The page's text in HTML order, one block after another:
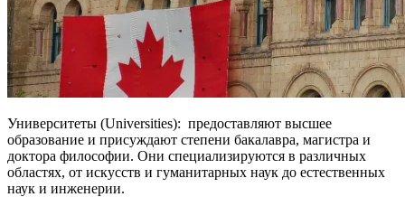
Университеты (Universities): предоставляют высшее
образование и присуждают степени бакалавра, магистра и
доктора философии. Они специализируются в различных
областях, от искусств и гуманитарных наук до естественных
наук и инженерии.